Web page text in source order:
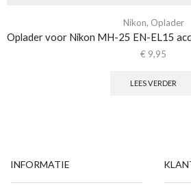
Nikon, Oplader
Oplader voor Nikon MH-25 EN-EL15
€ 9,95
LEES VERDER
INFORMATIE